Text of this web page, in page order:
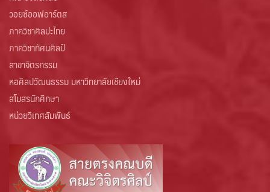
วอยซ์ออฟอาร์ตส
ภาควิชาศิลปะไทย
ภาควิชาทัศนศิลป์
สาขาจิตรกรรม
หอศิลปวัฒนธรรม มหาวิทยาลัยเชียงใหม่
สโมสรนักศึกษา
หน่วยวิเทศสัมพันธ์